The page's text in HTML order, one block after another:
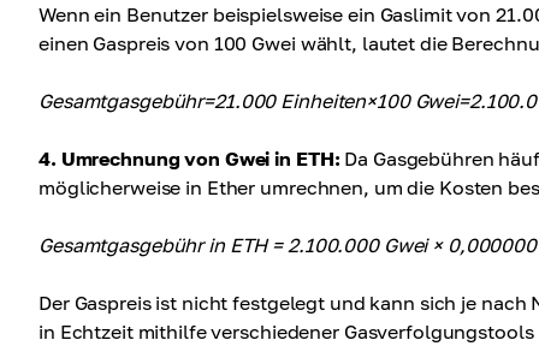
Wenn ein Benutzer beispielsweise ein Gaslimit von
einen Gaspreis von 100 Gwei wählt, lautet die
Gesamtgasgebühr=21.000 Einheiten×100
4. Umrechnung von Gwei in ETH: Da Gasgebühren
möglicherweise in Ether umrechnen, um die Kosten
Gesamtgasgebühr in ETH = 2.100.000 Gwei ×
Der Gaspreis ist nicht festgelegt und kann sich je
in Echtzeit mithilfe verschiedener